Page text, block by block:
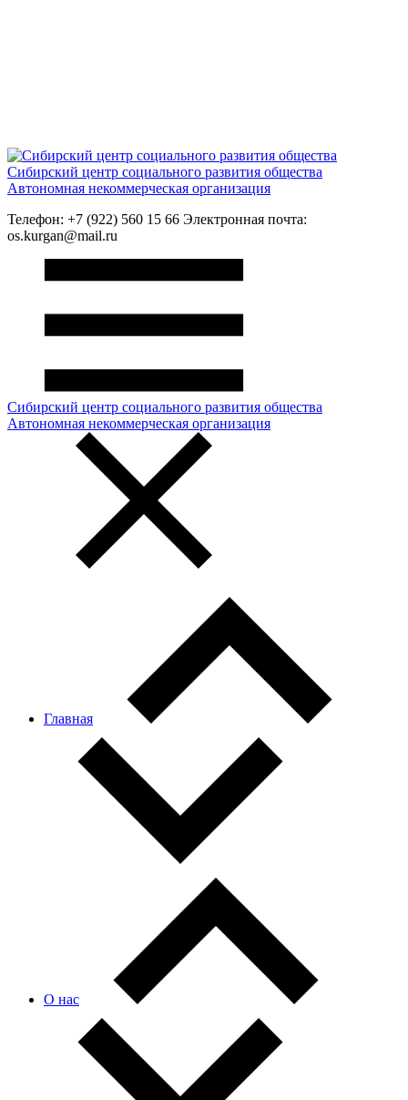
Сибирский центр социального развития общества
Автономная некоммерческая организация
Телефон: +7 (922) 560 15 66 Электронная почта:
os.kurgan@mail.ru
Сибирский центр социального развития общества
Автономная некоммерческая организация
Главная
О нас